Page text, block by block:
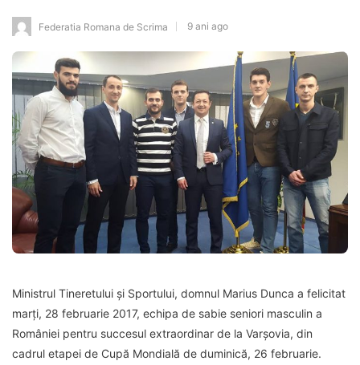
Federatia Romana de Scrima 9 ani ago
Ministrul Tineretului și Sportului, domnul Marius Dunca a felicitat
marți, 28 februarie 2017, echipa de sabie seniori masculin a
României pentru succesul extraordinar de la Varșovia, din
cadrul etapei de Cupă Mondială de duminică, 26 februarie.